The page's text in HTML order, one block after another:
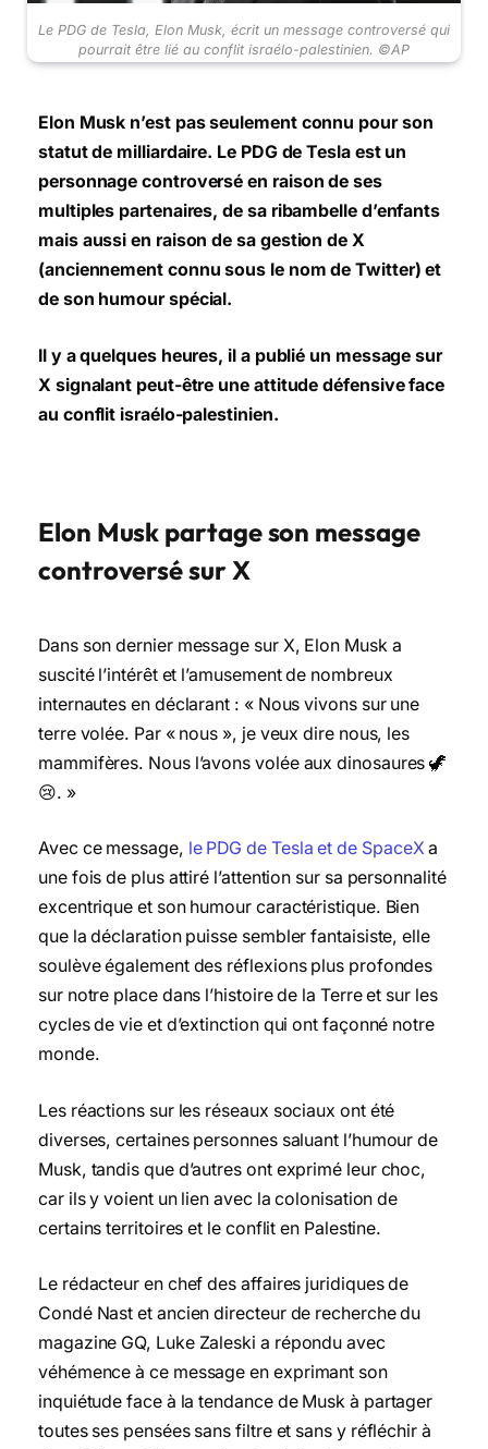
Le PDG de Tesla, Elon Musk, écrit un message controversé qui
pourrait être lié au conflit israélo-palestinien. ©AP
Elon Musk n’est pas seulement connu pour son
statut de milliardaire. Le PDG de Tesla est un
personnage controversé en raison de ses
multiples partenaires, de sa ribambelle d’enfants
mais aussi en raison de sa gestion de X
(anciennement connu sous le nom de Twitter) et
de son humour spécial.
Il y a quelques heures, il a publié un message sur
X signalant peut-être une attitude défensive face
au conflit israélo-palestinien.
Elon Musk partage son message
controversé sur X
Dans son dernier message sur X, Elon Musk a
suscité l’intérêt et l’amusement de nombreux
internautes en déclarant : « Nous vivons sur une
terre volée. Par « nous », je veux dire nous, les
mammifères. Nous l’avons volée aux dinosaures 🦖
😢. »
Avec ce message, le PDG de Tesla et de SpaceXa
une fois de plus attiré l’attention sur sa personnalité
excentrique et son humour caractéristique. Bien
que la déclaration puisse sembler fantaisiste, elle
soulève également des réflexions plus profondes
sur notre place dans l’histoire de la Terre et sur les
cycles de vie et d’extinction qui ont façonné notre
monde.
Les réactions sur les réseaux sociaux ont été
diverses, certaines personnes saluant l’humour de
Musk, tandis que d’autres ont exprimé leur choc,
car ils y voient un lien avec la colonisation de
certains territoires et le conflit en Palestine.
Le rédacteur en chef des affaires juridiques de
Condé Nast et ancien directeur de recherche du
magazine GQ, Luke Zaleski a répondu avec
véhémence à ce message en exprimant son
inquiétude face à la tendance de Musk à partager
toutes ses pensées sans filtre et sans y réfléchir à